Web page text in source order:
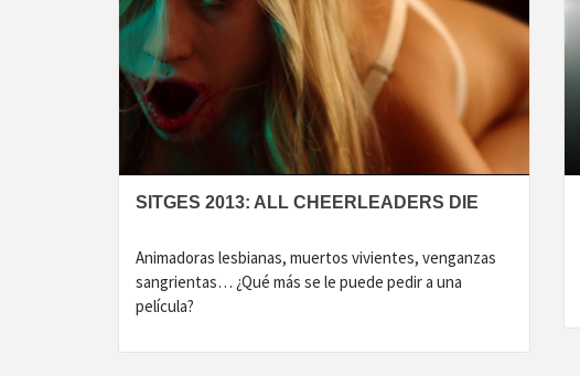
SITGES 2013: ALL CHEERLEADERS DIE
Animadoras lesbianas, muertos vivientes, venganzas
sangrientas… ¿Qué más se le puede pedir a una
película?